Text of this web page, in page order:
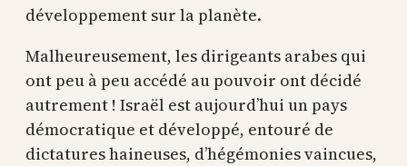
développement sur la planète.
Malheureusement, les dirigeants arabes qui
ont peu à peu accédé au pouvoir ont décidé
autrement ! Israël est aujourd’hui un pays
démocratique et développé, entouré de
dictatures haineuses, d’hégémonies vaincues,